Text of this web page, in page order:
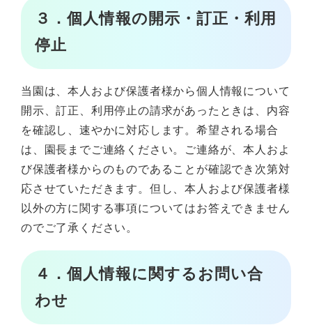
３．個人情報の開示・訂正・利用
停止
当園は、本人および保護者様から個人情報について
開示、訂正、利用停止の請求があったときは、内容
を確認し、速やかに対応します。希望される場合
は、園長までご連絡ください。ご連絡が、本人およ
び保護者様からのものであることが確認でき次第対
応させていただきます。但し、本人および保護者様
以外の方に関する事項についてはお答えできません
のでご了承ください。
４．個人情報に関するお問い合
わせ